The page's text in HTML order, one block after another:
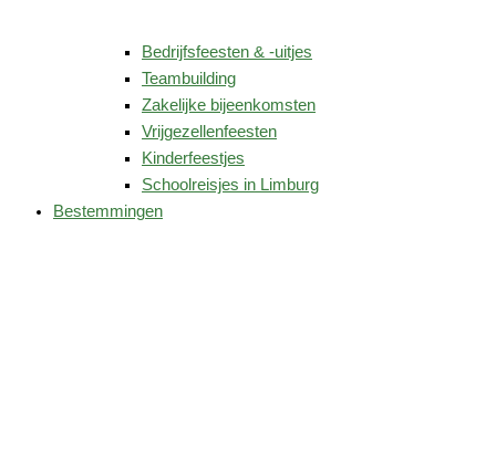
Bedrijfsfeesten & -uitjes
Teambuilding
Zakelijke bijeenkomsten
Vrijgezellenfeesten
Kinderfeestjes
Schoolreisjes in Limburg
Bestemmingen